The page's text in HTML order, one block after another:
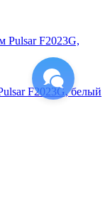
F2023G, белый